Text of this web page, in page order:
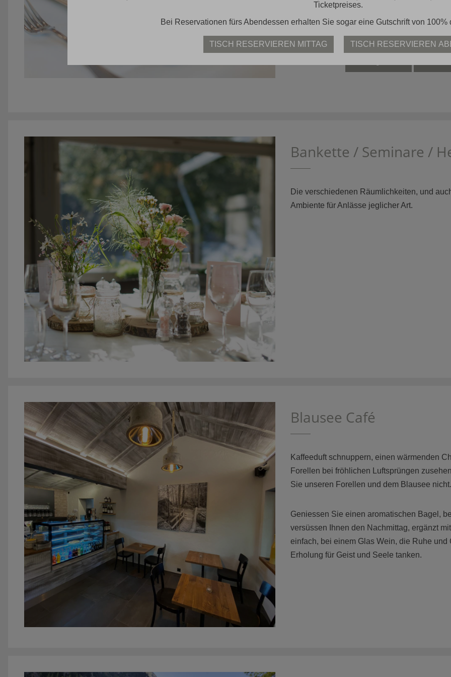
Ticketpreises.
Bei Reservationen fürs Abendessen erhalten Sie sogar eine Gutschrift von 100%
TISCH RESERVIEREN MITTAG TISCH RESERVIEREN
Bankette / Seminare /
Die verschiedenen Räumlichkeiten, und
Ambiente für Anlässe jeglicher Art.
Blausee Café
Kaffeeduft schnuppern, einen wärmenden
Forellen bei fröhlichen Luftsprüngen
Sie unseren Forellen und dem Blausee nicht.
Geniessen Sie einen aromatischen Bagel,
versüssen Ihnen den Nachmittag, ergänzt
einfach, bei einem Glas Wein, die Ruhe
Erholung für Geist und Seele tanken.